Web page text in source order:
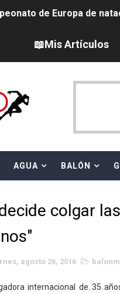
de Europa de
- Adam Page con
Francia femenino 2026
Pro Baseball League
de Europa en
NXT - Myles Borne y
📖Mis Artículos
AGUA BALÓN
colgar
agosto 26, 2016
internacional de 35